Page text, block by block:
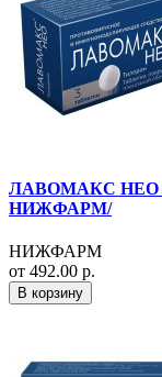
ЛАВОМАКС НЕО
НИЖФАРМ/
НИЖФАРМ
от 492.00 р.
В корзину